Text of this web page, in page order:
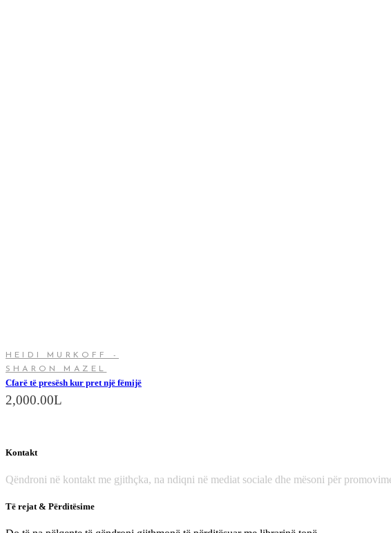
HEIDI MURKOFF -
SHARON MAZEL
Cfarë të presësh kur pret një fëmijë
2,000.00L
Kontakt
Qëndroni në kontakt me gjithçka, na ndiqni në mediat sociale dhe mësoni për
Të rejat & Përditësime